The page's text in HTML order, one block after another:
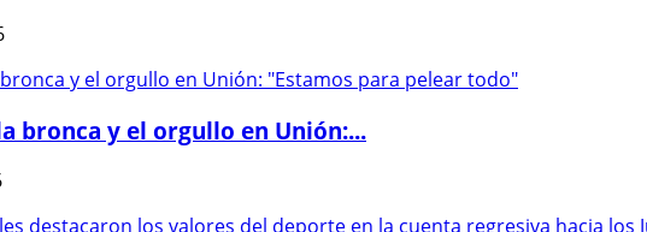
bronca y el orgullo en Unión:...